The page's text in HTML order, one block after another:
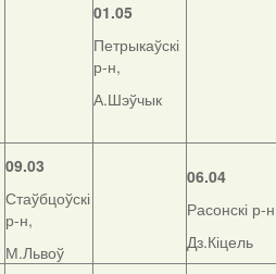
01.05
Петрыкаўскі
р-н,
А.Шэўчык
09.03
Стаўбцоўскі
р-н,
М.Львоў
06.04
Расонскі р-
Дз.Кіцель